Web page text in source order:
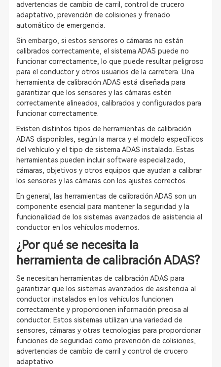
advertencias de cambio de carril, control de crucero
adaptativo, prevención de colisiones y frenado
automático de emergencia.
Sin embargo, si estos sensores o cámaras no están
calibrados correctamente, el sistema ADAS puede no
funcionar correctamente, lo que puede resultar peligroso
para el conductor y otros usuarios de la carretera. Una
herramienta de calibración ADAS está diseñada para
garantizar que los sensores y las cámaras estén
correctamente alineados, calibrados y configurados para
funcionar correctamente.
Existen distintos tipos de herramientas de calibración
ADAS disponibles, según la marca y el modelo específicos
del vehículo y el tipo de sistema ADAS instalado. Estas
herramientas pueden incluir software especializado,
cámaras, objetivos y otros equipos que ayudan a calibrar
los sensores y las cámaras con los ajustes correctos.
En general, las herramientas de calibración ADAS son un
componente esencial para mantener la seguridad y la
funcionalidad de los sistemas avanzados de asistencia al
conductor en los vehículos modernos.
¿Por qué se necesita la
herramienta de calibración ADAS?
Se necesitan herramientas de calibración ADAS para
garantizar que los sistemas avanzados de asistencia al
conductor instalados en los vehículos funcionen
correctamente y proporcionen información precisa al
conductor. Estos sistemas utilizan una variedad de
sensores, cámaras y otras tecnologías para proporcionar
funciones de seguridad como prevención de colisiones,
advertencias de cambio de carril y control de crucero
adaptativo.